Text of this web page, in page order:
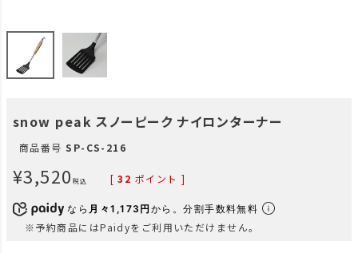
snow peak スノーピーク ナイロンターナー
商品番号 SP-CS-216
¥3,520 税込 [ 32 ポイント ]
なら 月々1,173円から。分割手数料無料
※予約商品にはPaidyをご利用いただけません。